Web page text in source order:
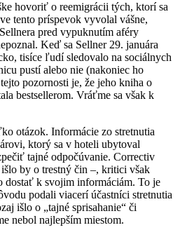
hovoriť o reemigrácii tých, ktorí sa
tento príspevok vyvolal vášne,
pred vypuknutím aféry
Keď sa Sellner 29. januára
tisíce ľudí sledovalo na sociálnych
pustí alebo nie (nakoniec ho
pozornosti je, že jeho kniha o
bestsellerom. Vráťme sa však k
otázok. Informácie zo stretnutia
ktorý sa v hoteli ubytoval
tajné odpočúvanie. Correctiv
by o trestný čin –, kritici však
dostať k svojim informáciám. To je
podali viacerí účastníci stretnutia
išlo o „tajné sprisahanie“ či
nebol najlepším miestom.